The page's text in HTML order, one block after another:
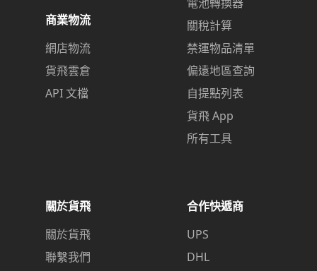
商業物流
網店物流
貨飛雲倉
API 文檔
關稅計算
禁運物品清單
偏遠地區查詢
自提點列表
貨飛 App
所有工具
關於貨飛
關於貨飛
聯繫我們
合作快遞商
UPS
DHL